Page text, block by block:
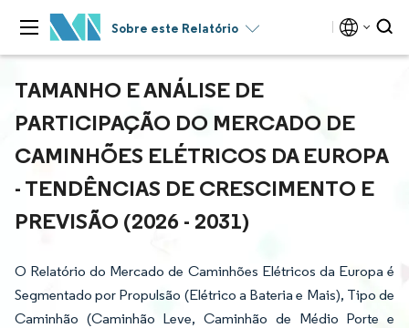
Sobre este Relatório
TAMANHO E ANÁLISE DE
PARTICIPAÇÃO DO MERCADO DE
CAMINHÕES ELÉTRICOS DA EUROPA
- TENDÊNCIAS DE CRESCIMENTO E
PREVISÃO (2026 - 2031)
O Relatório do Mercado de Caminhões Elétricos da Europa é
Segmentado por Propulsão (Elétrico a Bateria e Mais), Tipo de
Caminhão (Caminhão Leve, Caminhão de Médio Porte e